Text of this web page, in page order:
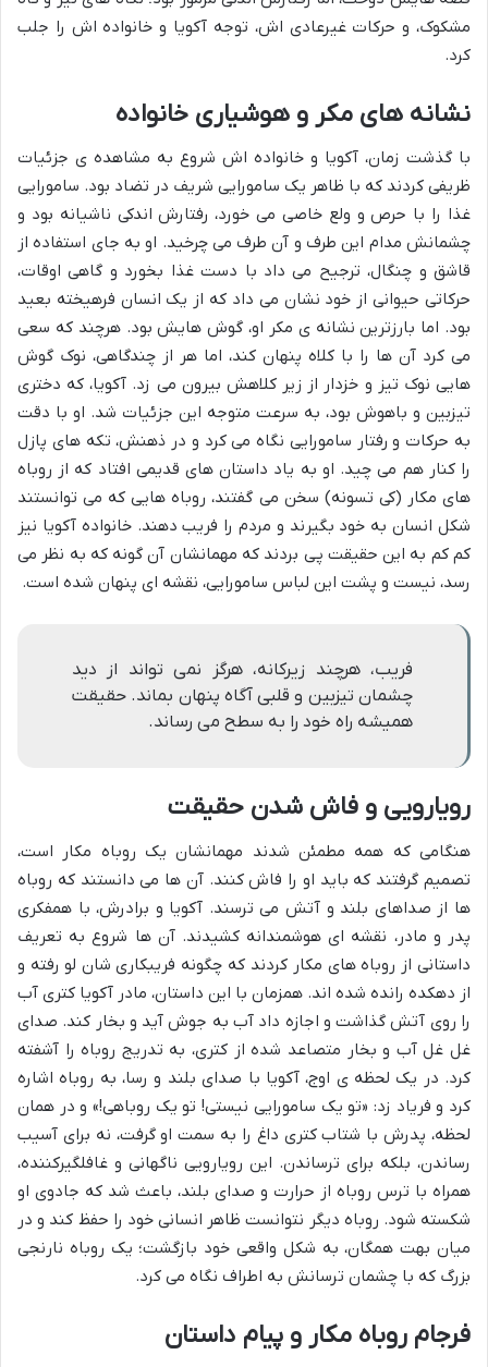
مشکوک، و حرکات غیرعادی اش، توجه آکویا و خانواده اش را جلب
کرد.
نشانه های مکر و هوشیاری خانواده
با گذشت زمان، آکویا و خانواده اش شروع به مشاهده ی جزئیات
ظریفی کردند که با ظاهر یک سامورایی شریف در تضاد بود. سامورایی
غذا را با حرص و ولع خاصی می خورد، رفتارش اندکی ناشیانه بود و
چشمانش مدام این طرف و آن طرف می چرخید. او به جای استفاده از
قاشق و چنگال، ترجیح می داد با دست غذا بخورد و گاهی اوقات،
حرکاتی حیوانی از خود نشان می داد که از یک انسان فرهیخته بعید
بود. اما بارزترین نشانه ی مکر او، گوش هایش بود. هرچند که سعی
می کرد آن ها را با کلاه پنهان کند، اما هر از چندگاهی، نوک گوش
هایی نوک تیز و خزدار از زیر کلاهش بیرون می زد. آکویا، که دختری
تیزبین و باهوش بود، به سرعت متوجه این جزئیات شد. او با دقت
به حرکات و رفتار سامورایی نگاه می کرد و در ذهنش، تکه های پازل
را کنار هم می چید. او به یاد داستان های قدیمی افتاد که از روباه
های مکار (کی تسونه) سخن می گفتند، روباه هایی که می توانستند
شکل انسان به خود بگیرند و مردم را فریب دهند. خانواده آکویا نیز
کم کم به این حقیقت پی بردند که مهمانشان آن گونه که به نظر می
رسد، نیست و پشت این لباس سامورایی، نقشه ای پنهان شده است.
فریب، هرچند زیرکانه، هرگز نمی تواند از دید
چشمان تیزبین و قلبی آگاه پنهان بماند. حقیقت
همیشه راه خود را به سطح می رساند.
رویارویی و فاش شدن حقیقت
هنگامی که همه مطمئن شدند مهمانشان یک روباه مکار است،
تصمیم گرفتند که باید او را فاش کنند. آن ها می دانستند که روباه
ها از صداهای بلند و آتش می ترسند. آکویا و برادرش، با همفکری
پدر و مادر، نقشه ای هوشمندانه کشیدند. آن ها شروع به تعریف
داستانی از روباه های مکار کردند که چگونه فریبکاری شان لو رفته و
از دهکده رانده شده اند. همزمان با این داستان، مادر آکویا کتری آب
را روی آتش گذاشت و اجازه داد آب به جوش آید و بخار کند. صدای
غل غل آب و بخار متصاعد شده از کتری، به تدریج روباه را آشفته
کرد. در یک لحظه ی اوج، آکویا با صدای بلند و رسا، به روباه اشاره
کرد و فریاد زد: «تو یک سامورایی نیستی! تو یک روباهی!» و در همان
لحظه، پدرش با شتاب کتری داغ را به سمت او گرفت، نه برای آسیب
رساندن، بلکه برای ترساندن. این رویارویی ناگهانی و غافلگیرکننده،
همراه با ترس روباه از حرارت و صدای بلند، باعث شد که جادوی او
شکسته شود. روباه دیگر نتوانست ظاهر انسانی خود را حفظ کند و در
میان بهت همگان، به شکل واقعی خود بازگشت؛ یک روباه نارنجی
بزرگ که با چشمان ترسانش به اطراف نگاه می کرد.
فرجام روباه مکار و پیام داستان